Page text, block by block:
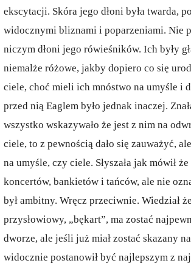
ekscytacji. Skóra jego dłoni była twarda,
widocznymi bliznami i poparzeniami. Nie
niczym dłoni jego rówieśników. Ich były
niemalże różowe, jakby dopiero co się
ciele, choć mieli ich mnóstwo na umyśle i
przed nią Eaglem było jednak inaczej.
wszystko wskazywało że jest z nim na
ciele, to z pewnością dało się zauważyć,
na umyśle, czy ciele. Słyszała jak mówił
koncertów, bankietów i tańców, ale nie
był ambitny. Wręcz przeciwnie. Wiedział
przysłowiowy, „bękart”, ma zostać
dworze, ale jeśli już miał zostać skazany
widocznie postanowił być najlepszym z